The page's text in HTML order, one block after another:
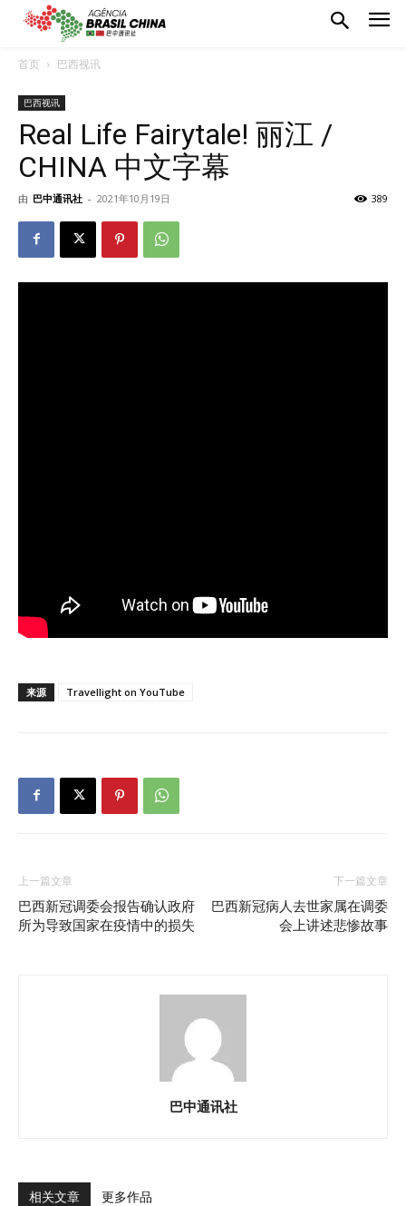
首页 巴西视讯
巴西视讯
Real Life Fairytale! 丽江 /
CHINA 中文字幕
由 巴中通讯社 - 2021年10月19日 389
来源 Travellight on YouTube
上一篇文章
巴西新冠调委会报告确认政府
所为导致国家在疫情中的损失
下一篇文章
巴西新冠病人去世家属在调委
会上讲述悲惨故事
巴中通讯社
相关文章 更多作品